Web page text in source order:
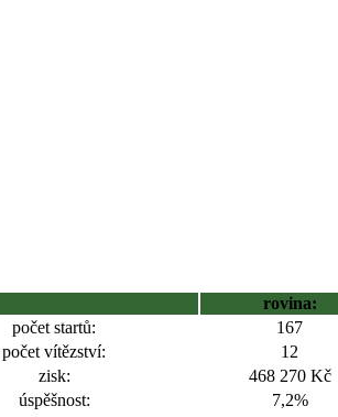
rovina:
počet startů:
167
počet vítězství:
12
zisk:
468 270 Kč
úspěšnost:
7,2%